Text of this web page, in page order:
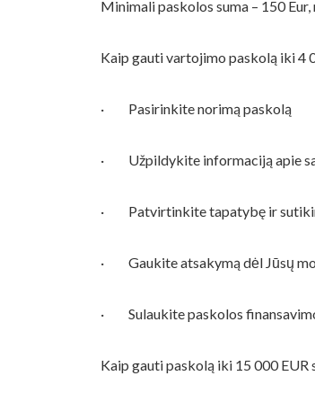
Minimali paskolos suma – 150
Kaip gauti vartojimo paskolą iki 4
· Pasirinkite norimą paskolą
· Užpildykite informaciją apie
· Patvirtinkite tapatybę ir
· Gaukite atsakymą dėl Jūsų
· Sulaukite paskolos
Kaip gauti paskolą iki 15 000